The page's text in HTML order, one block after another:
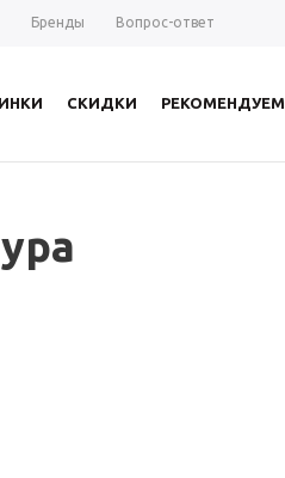
Бренды Вопрос-ответ
СКИДКИ РЕКОМЕНДУЕМ